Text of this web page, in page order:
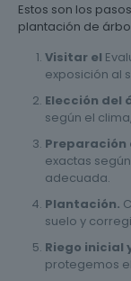
Estos son los
plantación de
Visitar el
exposición al
Elección del
según el
Preparación
exactas
adecuada.
Plantación.
suelo y
Riego inicial
protegemos